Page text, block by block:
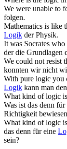
We were unable to
folgen.
Mathematics is like
Logik der Physik.
It was Socrates
der die Grundlagen
We could not resist
konnten wir nicht
With pure logic you
Logik kann man
What kind oflogic
Was ist das denn für
Richtigkeit
What kind oflogic
das denn für eine
sein?